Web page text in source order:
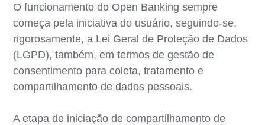
O funcionamento do Open Banking sempre
começa pela iniciativa do usuário, seguindo-se,
rigorosamente, a Lei Geral de Proteção de Dados
(LGPD), também, em termos de gestão de
consentimento para coleta, tratamento e
compartilhamento de dados pessoais.
A etapa de iniciação de compartilhamento de